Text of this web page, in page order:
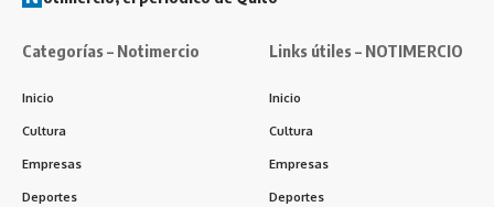
Categorías – Notimercio
Inicio
Cultura
Empresas
Deportes
Links útiles – NOTIMERCIO
Inicio
Cultura
Empresas
Deportes